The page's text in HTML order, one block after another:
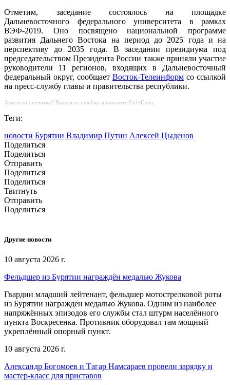
Отметим, заседание состоялось на площадке
Дальневосточного федерального университета в рамках
ВЭФ-2019. Оно посвящено национальной программе
развития Дальнего Востока на период до 2025 года и на
перспективу до 2035 года. В заседании президиума под
председательством Президента России также приняли участие
руководители 11 регионов, входящих в Дальневосточный
федеральный округ, сообщает Восток-Телеинформ со ссылкой
на пресс-службу главы и правительства республики.
Заметили опечатку? Выделите ошибку и нажмите Ctrl+Enter.
Теги:
новости Бурятии Владимир Путин Алексей Цыденов
Поделиться
Поделиться
Отправить
Поделиться
Поделиться
Твитнуть
Отправить
Поделиться
Другие новости
10 августа 2026 г.
Фельдшер из Бурятии награждён медалью Жукова
Гвардии младший лейтенант, фельдшер мотострелковой роты
из Бурятии награжден медалью Жукова. Одним из наиболее
напряжённых эпизодов его службы стал штурм населённого
пункта Воскресенка. Противник оборудовал там мощный
укреплённый опорный пункт.
10 августа 2026 г.
Александр Богомоев и Тагар Намсараев провели зарядку и
мастер-класс для приставов